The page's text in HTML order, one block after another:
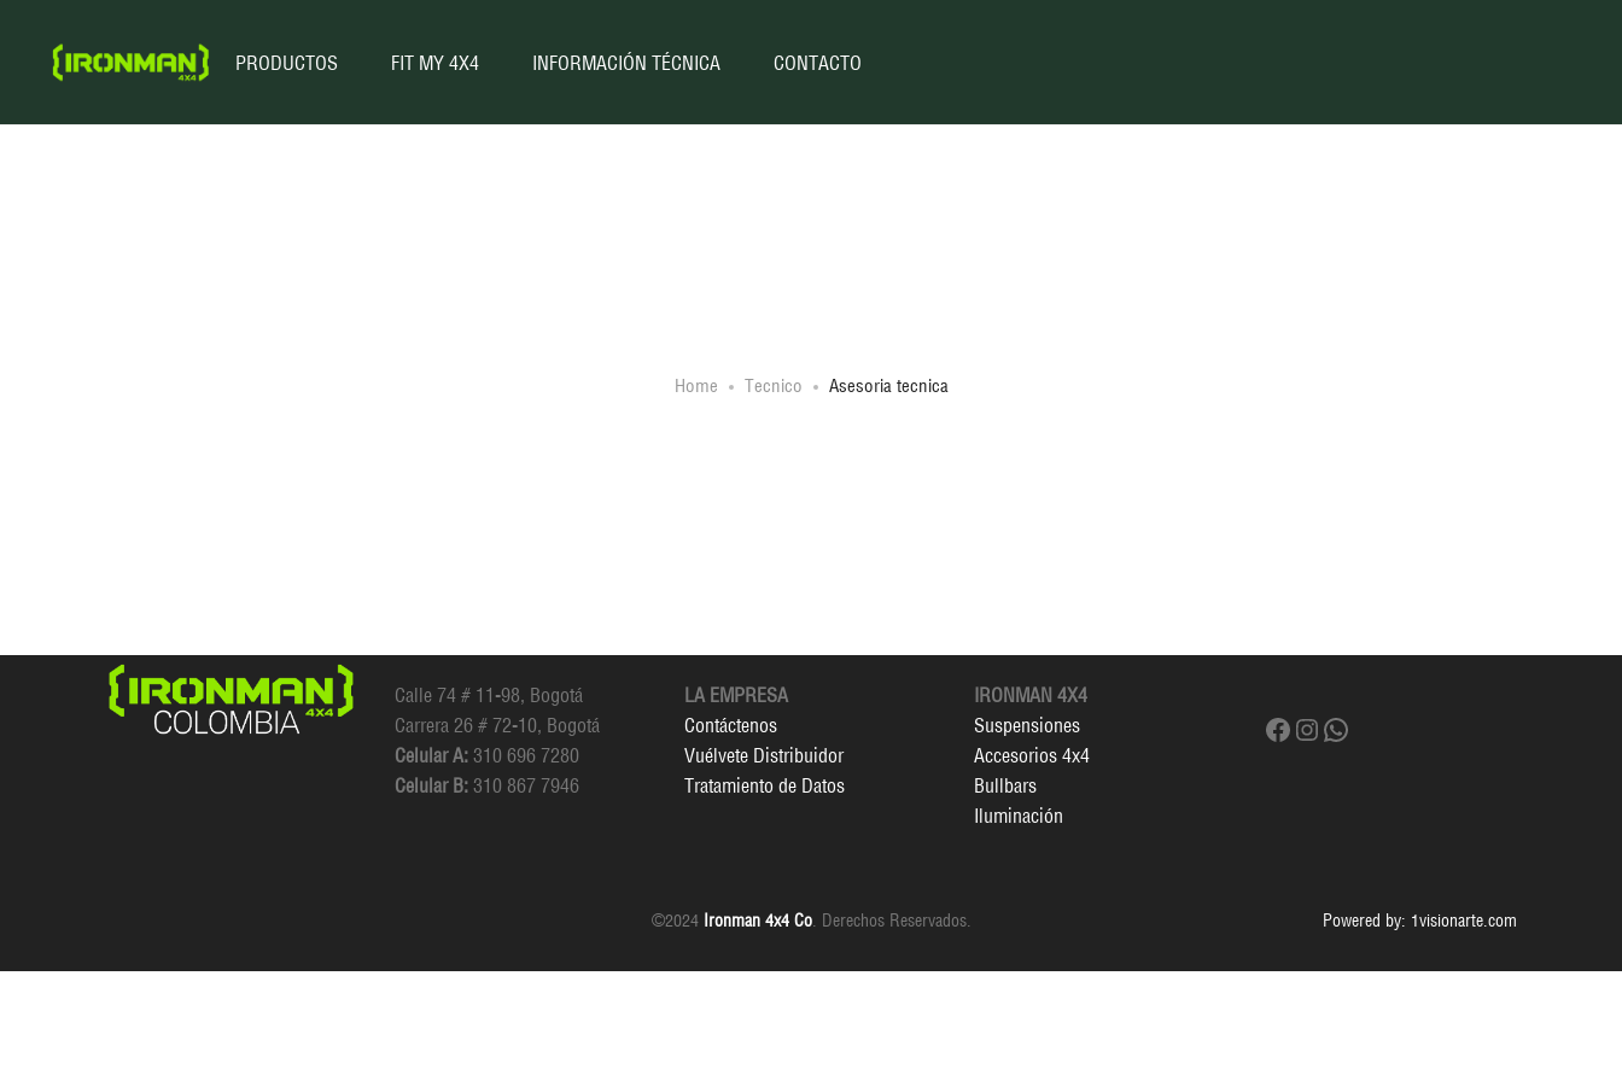
PRODUCTOS FIT MY 4X4 INFORMACIÓN TÉCNICA CONTACTO
Home Tecnico Asesoria tecnica
Calle 74 # 11-98, Bogotá
Carrera 26 # 72-10, Bogotá
Celular A: 310 696 7280
Celular B: 310 867 7946
LA EMPRESA
Contáctenos
Vuélvete Distribuidor
Tratamiento de Datos
IRONMAN 4X4
Suspensiones
Accesorios 4x4
Bullbars
Iluminación
Facebook
Instagram
WhatsApp
©2024 Ironman 4x4 Co. Derechos Reservados. Powered by: 1visionarte.com